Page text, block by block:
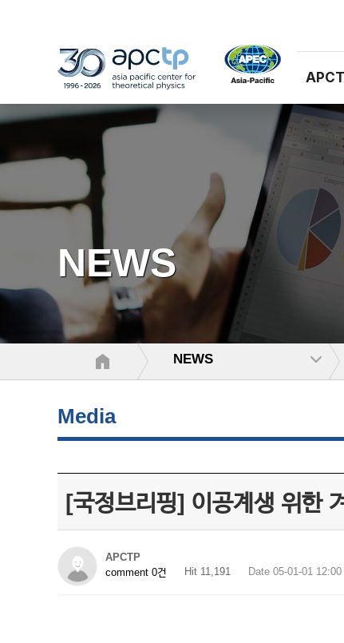
NEWS
NEWS
Media
[국정브리핑] 이공계생 위한
APCTP
comment 0건
Hit 11,191 Date 05-01-01 12:00